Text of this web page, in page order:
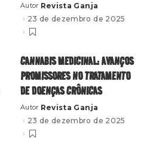
Posted
by
Autor Revista Ganja
23 de dezembro de 2025
CANNABIS MEDICINAL: AVANÇOS
PROMISSORES NO TRATAMENTO
DE DOENÇAS CRÔNICAS
Posted
by
Autor Revista Ganja
23 de dezembro de 2025